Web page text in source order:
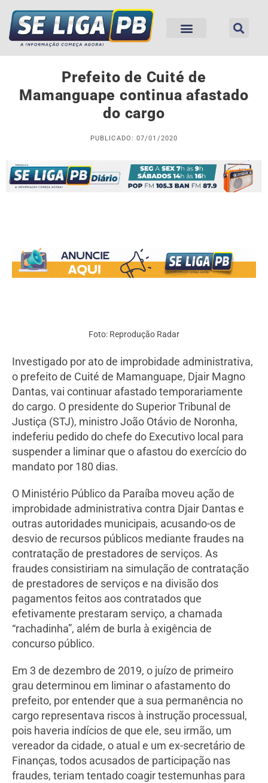
Prefeito de Cuité de
Mamanguape continua afastado
do cargo
PUBLICADO: 07/01/2020
Foto: Reprodução Radar
​Investigado por ato de improbidade administrativa,
o prefeito de Cuité de Mamanguape, Djair Magno
Dantas, vai continuar afastado temporariamente
do cargo. O presidente do Superior Tribunal de
Justiça (STJ), ministro João Otávio de Noronha,
indeferiu pedido do chefe do Executivo local para
suspender a liminar que o afastou do exercício do
mandato por 180 dias.
O Ministério Público da Paraíba moveu ação de
improbidade administrativa contra Djair Dantas e
outras autoridades municipais, acusando-os de
desvio de recursos públicos mediante fraudes na
contratação de prestadores de serviços. As
fraudes consistiriam na simulação de contratação
de prestadores de serviços e na divisão dos
pagamentos feitos aos contratados que
efetivamente prestaram serviço, a chamada
“rachadinha”, além de burla à exigência de
concurso público.
Em 3 de dezembro de 2019, o juízo de primeiro
grau determinou em liminar o afastamento do
prefeito, por entender que a sua permanência no
cargo representava riscos à instrução processual,
pois haveria indícios de que ele, seu irmão, um
vereador da cidade, o atual e um ex-secretário de
Finanças, todos acusados de participação nas
fraudes, teriam tentado coagir testemunhas para